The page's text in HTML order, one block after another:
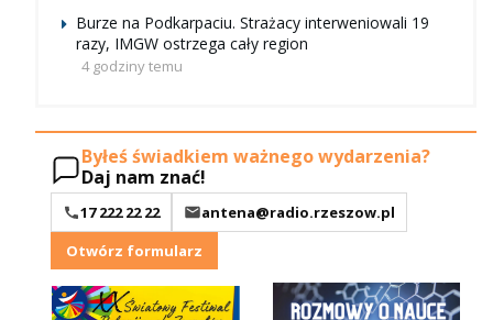
Burze na Podkarpaciu. Strażacy interweniowali 19
razy, IMGW ostrzega cały region
4 godziny temu
Byłeś świadkiem ważnego wydarzenia?
Daj nam znać!
17 222 22 22
antena@radio.rzeszow.pl
Otwórz formularz